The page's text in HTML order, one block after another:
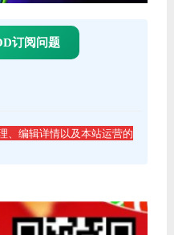
订阅问题
、编辑详情以及本站运营的